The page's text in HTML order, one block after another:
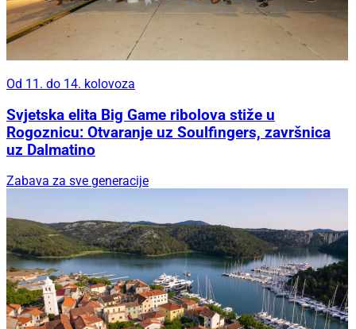
Od 11. do 14. kolovoza
Svjetska elita Big Game ribolova stiže u
Rogoznicu: Otvaranje uz Soulfingers, završnica
uz Dalmatino
Zabava za sve generacije